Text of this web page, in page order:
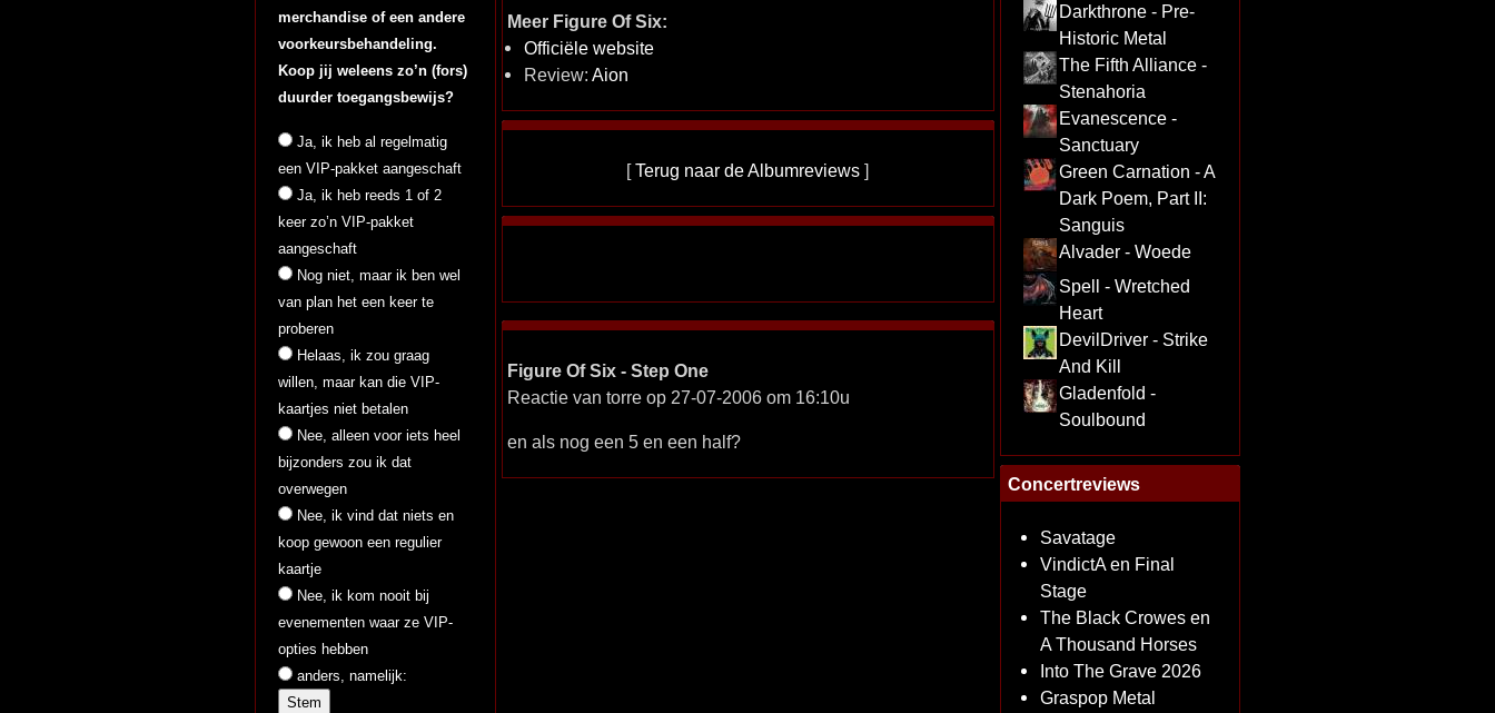
merchandise of een andere
voorkeursbehandeling.
Koop jij weleens zo’n (fors)
duurder toegangsbewijs?
Ja, ik heb al regelmatig
een VIP-pakket aangeschaft
Ja, ik heb reeds 1 of 2
keer zo’n VIP-pakket
aangeschaft
Nog niet, maar ik ben wel
van plan het een keer te
proberen
Helaas, ik zou graag
willen, maar kan die VIP-
kaartjes niet betalen
Nee, alleen voor iets heel
bijzonders zou ik dat
overwegen
Nee, ik vind dat niets en
koop gewoon een regulier
kaartje
Nee, ik kom nooit bij
evenementen waar ze VIP-
opties hebben
anders, namelijk:
Meer Figure Of Six:
Officiële website
Review: Aion
[Terug naar de Albumreviews ]
Figure Of Six - Step One
Reactie van torre op 27-07-2006 om 16:10u
en als nog een 5 en een half?
Darkthrone - Pre-
Historic Metal
The Fifth Alliance -
Stenahoria
Evanescence -
Sanctuary
Green Carnation - A
Dark Poem, Part II:
Sanguis
Alvader - Woede
Spell - Wretched
Heart
DevilDriver - Strike
And Kill
Gladenfold -
Soulbound
Concertreviews
Savatage
VindictA en Final
Stage
The Black Crowes en
A Thousand Horses
Into The Grave 2026
Graspop Metal